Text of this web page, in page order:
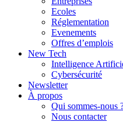
Ecoles
Réglementation
Evenements
Offres d’emplois
New Tech
Intelligence
Cybersécurité
Newsletter
À propos
Qui sommes-nous
Nous contacter